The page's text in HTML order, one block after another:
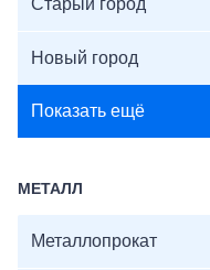
Старый город
Новый город
Показать ещё
МЕТАЛЛ
Металлопрокат